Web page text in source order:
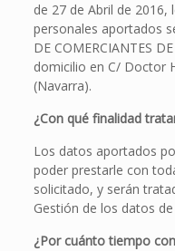
de 27 de Abril de
personales aportados
DE COMERCIANTES
domicilio en C/ Doctor
(Navarra).
¿Con qué finalidad
Los datos aportados
poder prestarle con
solicitado, y serán
Gestión de los datos
¿Por cuánto tiempo